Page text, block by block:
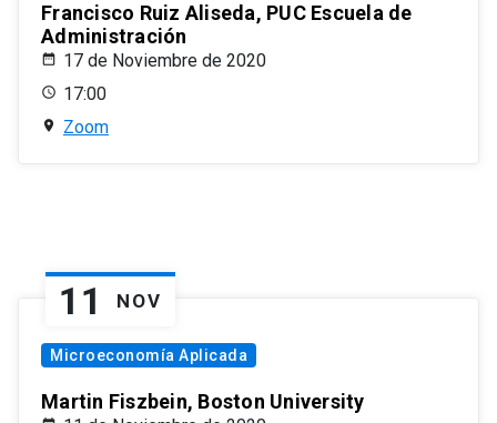
Francisco Ruiz Aliseda, PUC Escuela de
Administración
17 de Noviembre de 2020
17:00
Zoom
11 NOV
Microeconomía Aplicada
Martin Fiszbein, Boston University